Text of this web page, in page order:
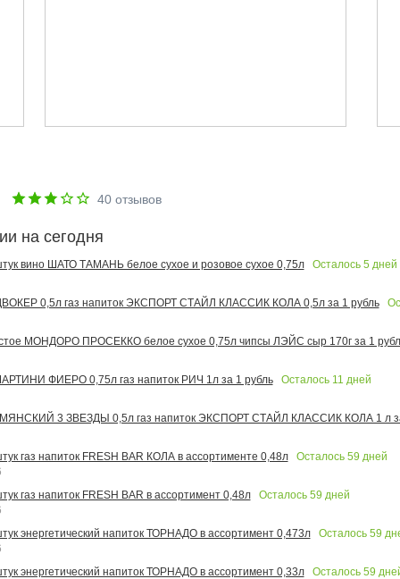
40отзывов
на сегодня
вино ШАТО ТАМАНЬ белое сухое и розовое сухое 0,75л Осталось 5 дней
0,5л газ напиток ЭКСПОРТ СТАЙЛ КЛАССИК КОЛА 0,5л за 1 рубль
МОНДОРО ПРОСЕККО белое сухое 0,75л чипсы ЛЭЙС сыр 170г за 1
ФИЕРО 0,75л газ напиток РИЧ 1л за 1 рубль Осталось 11 дней
3 ЗВЕЗДЫ 0,5л газ напиток ЭКСПОРТ СТАЙЛ КЛАССИК КОЛА 1 л
газ напиток FRESH BAR КОЛА в ассортименте 0,48л Осталось 59 дней
газ напиток FRESH BAR в ассортимент 0,48л
Осталось 59 дней
энергетический напиток ТОРНАДО в ассортимент 0,473л
Осталось 59
энергетический напиток ТОРНАДО в ассортимент 0,33л
Осталось 59